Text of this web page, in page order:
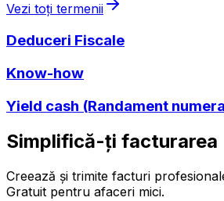
Vezi toți termenii
Deduceri Fiscale
Know-how
Yield cash (Randament
Simplifică-ți facturarea
Creează și trimite facturi
Gratuit pentru afaceri mici.